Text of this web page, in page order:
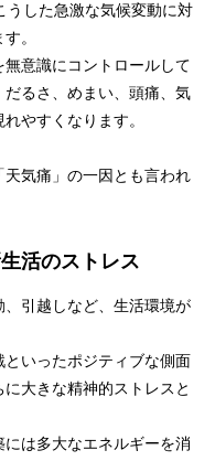
うした急激な気候変動に対
。
意識にコントロールして
るさ、めまい、頭痛、気
やすくなります。
気痛」の一因とも言われ
活のストレス
引越しなど、生活環境が
いったポジティブな側面
大きな精神的ストレスと
は多大なエネルギーを消